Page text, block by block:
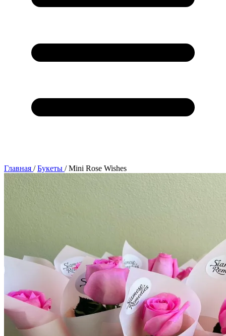
Главная / Букеты / Mini Rose Wishes